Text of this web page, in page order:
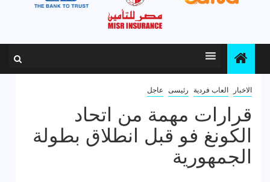
الاخبار العاب فردية رئيسى عاجل
قرارات مهمة من اتحاد
الكونغ فو قبل انطلاق بطولة
الجمهورية